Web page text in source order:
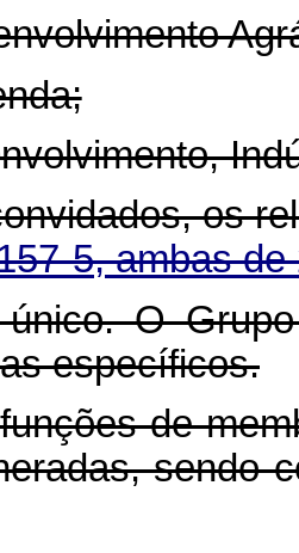
os
5, ambas
único. O
específicos.
de
sendo